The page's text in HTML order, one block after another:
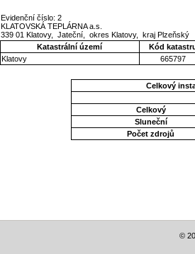
Evidenční číslo: 2
KLATOVSKÁ TEPLÁRNA a.s.
339 01 Klatovy, Jateční, okres Klatovy, kraj Plzeňský
Katastrální území
Kód
Klatovy
665797
Celkový
Celkový
Sluneční
Počet zdrojů
©